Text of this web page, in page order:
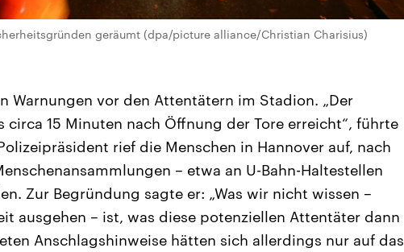
geräumt (dpa/picture alliance/Christian Charisius)
Warnungen vor den Attentätern im Stadion. „Der
circa 15 Minuten nach Öffnung der Tore erreicht“, führte
rief die Menschen in Hannover auf, nach
– etwa an U-Bahn-Haltestellen
Zur Begründung sagte er: „Was wir nicht wissen –
ausgehen – ist, was diese potenziellen Attentäter dann
Anschlagshinweise hätten sich allerdings nur auf das